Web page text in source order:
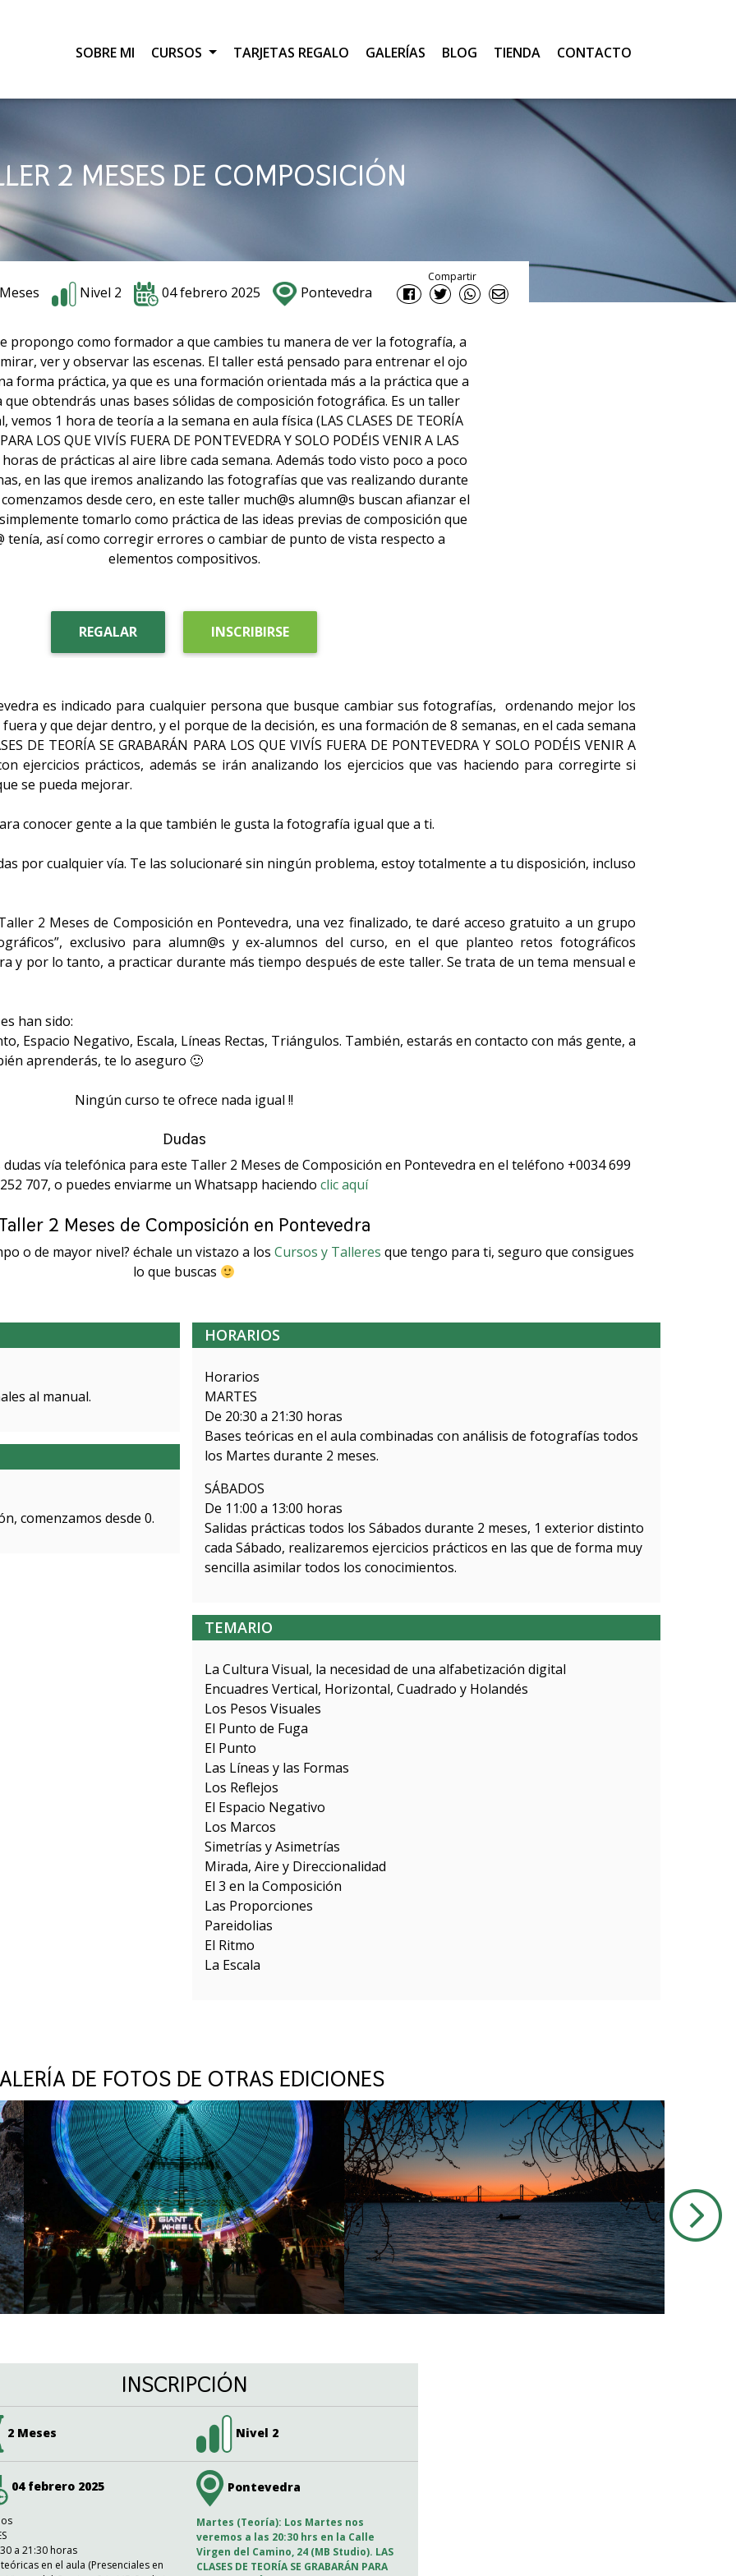
SOBRE MI CURSOS TARJETAS REGALO GALERÍAS BLOG TIENDA CONTACTO
2 MESES DE COMPOSICIÓN
Nivel 2 04 febrero 2025 Pontevedra
Compartir
propongo como formador a que cambies tu manera de ver la fotografía, a
ver y observar las escenas. El taller está pensado para entrenar el ojo
forma práctica, ya que es una formación orientada más a la práctica que a
que obtendrás unas bases sólidas de composición fotográfica. Es un taller
vemos 1 hora de teoría a la semana en aula física (LAS CLASES DE TEORÍA
LOS QUE VIVÍS FUERA DE PONTEVEDRA Y SOLO PODÉIS VENIR A LAS
horas de prácticas al aire libre cada semana. Además todo visto poco a poco
en las que iremos analizando las fotografías que vas realizando durante
desde cero, en este taller much@s alumn@s buscan afianzar el
tomarlo como práctica de las ideas previas de composición que
tenía, así como corregir errores o cambiar de punto de vista respecto a
elementos compositivos.
REGALAR INSCRIBIRSE
es indicado para cualquier persona que busque cambiar sus fotografías, ordenando mejor los
y que dejar dentro, y el porque de la decisión, es una formación de 8 semanas, en el cada semana
DE TEORÍA SE GRABARÁN PARA LOS QUE VIVÍS FUERA DE PONTEVEDRA Y SOLO PODÉIS VENIR A
ejercicios prácticos, además se irán analizando los ejercicios que vas haciendo para corregirte si
se pueda mejorar.
conocer gente a la que también le gusta la fotografía igual que a ti.
por cualquier vía. Te las solucionaré sin ningún problema, estoy totalmente a tu disposición, incluso
2 Meses de Composición en Pontevedra, una vez finalizado, te daré acceso gratuito a un grupo
exclusivo para alumn@s y ex-alumnos del curso, en el que planteo retos fotográficos
y por lo tanto, a practicar durante más tiempo después de este taller. Se trata de un tema mensual e
han sido:
Espacio Negativo, Escala, Líneas Rectas, Triángulos. También, estarás en contacto con más gente, a
aprenderás, te lo aseguro 🙂
Ningún curso te ofrece nada igual !!
Dudas
vía telefónica para este Taller 2 Meses de Composición en Pontevedra en el teléfono +0034 699
252 707, o puedes enviarme un Whatsapp haciendo clic aquí
2 Meses de Composición en Pontevedra
o de mayor nivel? échale un vistazo a los Cursos y Talleres que tengo para ti, seguro que consigues
lo que buscas
al manual.
comenzamos desde 0.
HORARIOS
Horarios
MARTES
De 20:30 a 21:30 horas
Bases teóricas en el aula combinadas con análisis de fotografías todos
los Martes durante 2 meses.
SÁBADOS
De 11:00 a 13:00 horas
Salidas prácticas todos los Sábados durante 2 meses, 1 exterior distinto
cada Sábado, realizaremos ejercicios prácticos en las que de forma muy
sencilla asimilar todos los conocimientos.
TEMARIO
La Cultura Visual, la necesidad de una alfabetización digital
Encuadres Vertical, Horizontal, Cuadrado y Holandés
Los Pesos Visuales
El Punto de Fuga
El Punto
Las Líneas y las Formas
Los Reflejos
El Espacio Negativo
Los Marcos
Simetrías y Asimetrías
Mirada, Aire y Direccionalidad
El 3 en la Composición
Las Proporciones
Pareidolias
El Ritmo
La Escala
DE FOTOS DE OTRAS EDICIONES
INSCRIPCIÓN
2 Meses Nivel 2
04 febrero 2025
a 21:30 horas
en el aula (Presenciales en
Pontevedra
Martes (Teoría): Los Martes nos
veremos a las 20:30 hrs en la Calle
Virgen del Camino, 24 (MB Studio). LAS
CLASES DE TEORÍA SE GRABARÁN PARA